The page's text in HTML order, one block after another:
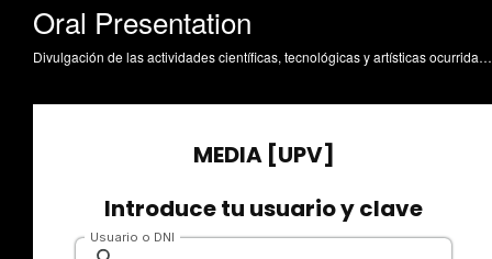
Oral Presentation
Divulgación de las actividades científicas, tecnológicas y artísticas ocurridas en los tres campus de la UPV